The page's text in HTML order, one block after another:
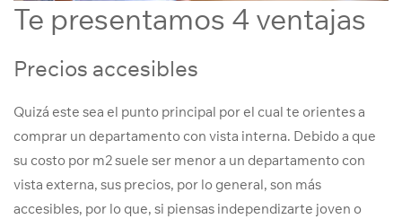
Te presentamos 4 ventajas
Precios accesibles
Quizá este sea el punto principal por el cual te orientes a
comprar un departamento con vista interna. Debido a que
su costo por m2 suele ser menor a un departamento con
vista externa, sus precios, por lo general, son más
accesibles, por lo que, si piensas independizarte joven o